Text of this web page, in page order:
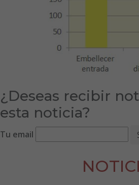
¿Deseas recibir
esta noticia?
Tu email